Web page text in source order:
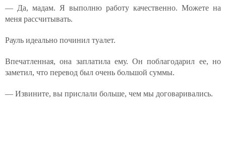
— Да, мадам. Я выполню работу качественно. Можете на
меня рассчитывать.
Рауль идеально починил туалет.
Впечатленная, она заплатила ему. Он поблагодарил ее, но
заметил, что перевод был очень большой суммы.
— Извините, вы прислали больше, чем мы договаривались.